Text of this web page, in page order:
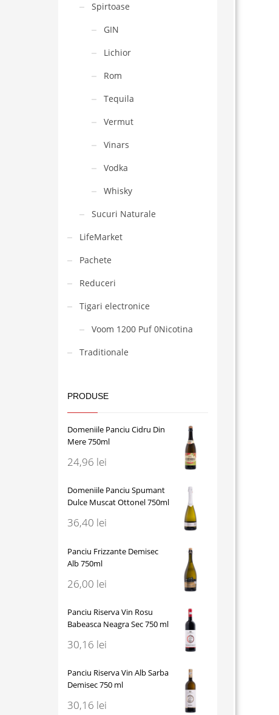
Spirtoase
GIN
Lichior
Rom
Tequila
Vermut
Vinars
Vodka
Whisky
Sucuri Naturale
LifeMarket
Pachete
Reduceri
Tigari electronice
Voom 1200 Puf 0Nicotina
Traditionale
PRODUSE
Domeniile Panciu Cidru Din
Mere 750ml
24,96 lei
Domeniile Panciu Spumant
Dulce Muscat Ottonel 750ml
36,40 lei
Panciu Frizzante Demisec
Alb 750ml
26,00 lei
Panciu Riserva Vin Rosu
Babeasca Neagra Sec 750 ml
30,16 lei
Panciu Riserva Vin Alb Sarba
Demisec 750 ml
30,16 lei